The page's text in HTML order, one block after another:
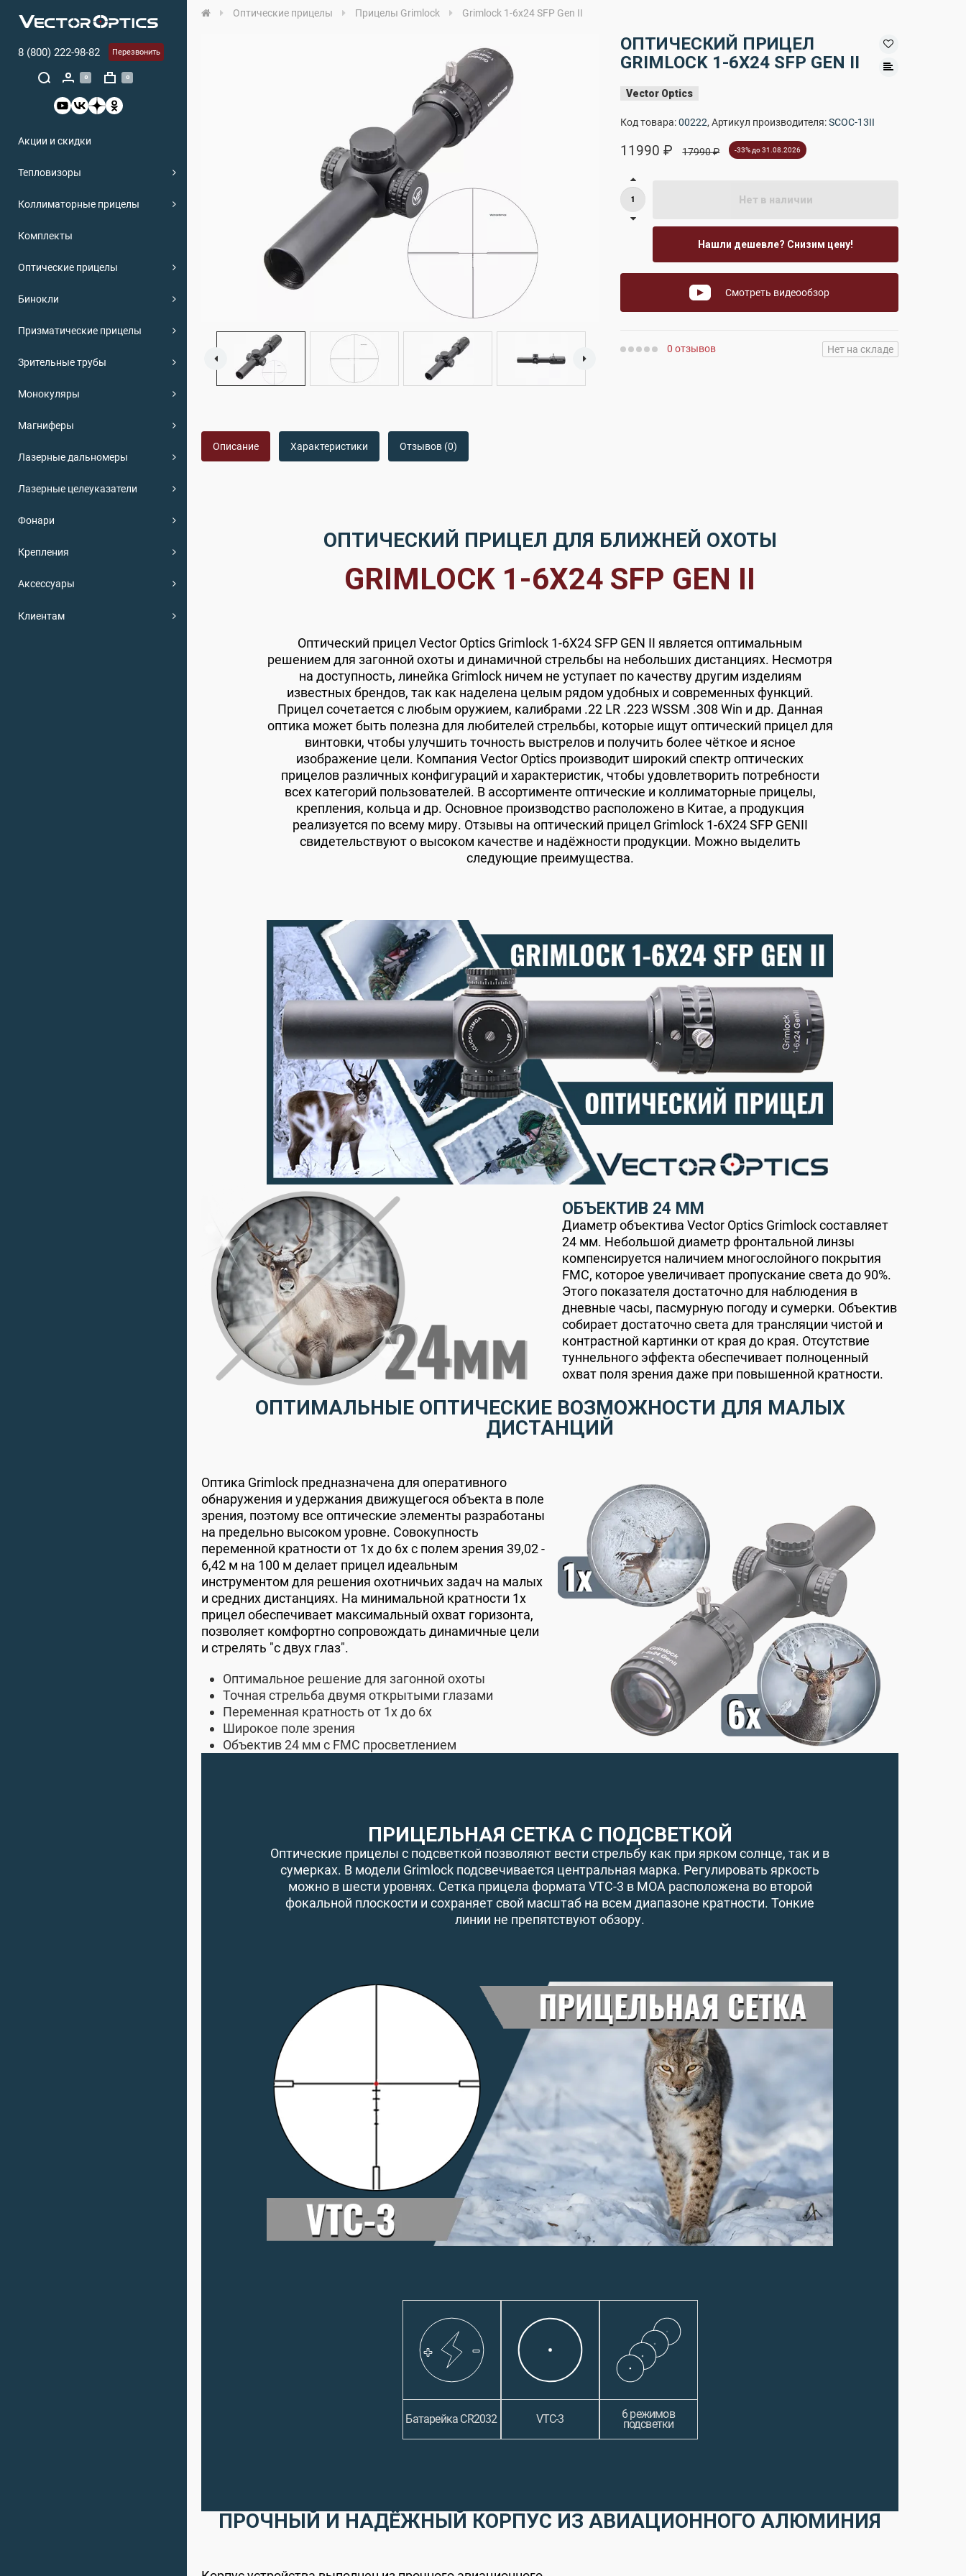
8 (800) 222-98-82 Перезвонить
0 0
Акции и скидки
Тепловизоры
Коллиматорные прицелы
Комплекты
Оптические прицелы
Бинокли
Призматические прицелы
Зрительные трубы
Монокуляры
Магниферы
Лазерные дальномеры
Лазерные целеуказатели
Фонари
Крепления
Аксессуары
Клиентам
Оптические прицелы Прицелы Grimlock Grimlock 1-6x24 SFP Gen II
ОПТИЧЕСКИЙ ПРИЦЕЛ
GRIMLOCK 1-6X24 SFP GEN II
Vector Optics
Код товара:00222, Артикул производителя:SCOC-13II
11990 ₽ 17990 ₽ -33% до 31.08.2026
Нет в наличии
Нашли дешевле? Снизим цену!
Смотреть видеообзор
0 отзывов Нет на складе
Описание Характеристики Отзывов (0)
ОПТИЧЕСКИЙ ПРИЦЕЛ ДЛЯ БЛИЖНЕЙ ОХОТЫ
GRIMLOCK 1-6X24 SFP GEN II
Оптический прицел Vector Optics Grimlock 1-6X24 SFP GEN II является оптимальным
решением для загонной охоты и динамичной стрельбы на небольших дистанциях. Несмотря
на доступность, линейка Grimlock ничем не уступает по качеству другим изделиям
известных брендов, так как наделена целым рядом удобных и современных функций.
Прицел сочетается с любым оружием, калибрами .22 LR .223 WSSM .308 Win и др. Данная
оптика может быть полезна для любителей стрельбы, которые ищут оптический прицел для
винтовки, чтобы улучшить точность выстрелов и получить более чёткое и ясное
изображение цели. Компания Vector Optics производит широкий спектр оптических
прицелов различных конфигураций и характеристик, чтобы удовлетворить потребности
всех категорий пользователей. В ассортименте оптические и коллиматорные прицелы,
крепления, кольца и др. Основное производство расположено в Китае, а продукция
реализуется по всему миру. Отзывы на оптический прицел Grimlock 1-6X24 SFP GENII
свидетельствуют о высоком качестве и надёжности продукции. Можно выделить
следующие преимущества.
ОБЪЕКТИВ 24 ММ
Диаметр объектива Vector Optics Grimlock составляет
24 мм. Небольшой диаметр фронтальной линзы
компенсируется наличием многослойного покрытия
FMC, которое увеличивает пропускание света до 90%.
Этого показателя достаточно для наблюдения в
дневные часы, пасмурную погоду и сумерки. Объектив
собирает достаточно света для трансляции чистой и
контрастной картинки от края до края. Отсутствие
туннельного эффекта обеспечивает полноценный
охват поля зрения даже при повышенной кратности.
ОПТИМАЛЬНЫЕ ОПТИЧЕСКИЕ ВОЗМОЖНОСТИ ДЛЯ МАЛЫХ
ДИСТАНЦИЙ
Оптика Grimlock предназначена для оперативного
обнаружения и удержания движущегося объекта в поле
зрения, поэтому все оптические элементы разработаны
на предельно высоком уровне. Совокупность
переменной кратности от 1х до 6х с полем зрения 39,02 -
6,42 м на 100 м делает прицел идеальным
инструментом для решения охотничьих задач на малых
и средних дистанциях. На минимальной кратности 1х
прицел обеспечивает максимальный охват горизонта,
позволяет комфортно сопровождать динамичные цели
и стрелять "с двух глаз".
Оптимальное решение для загонной охоты
Точная стрельба двумя открытыми глазами
Переменная кратность от 1х до 6х
Широкое поле зрения
Объектив 24 мм с FMC просветлением
ПРИЦЕЛЬНАЯ СЕТКА С ПОДСВЕТКОЙ
Оптические прицелы с подсветкой позволяют вести стрельбу как при ярком солнце, так и в
сумерках. В модели Grimlock подсвечивается центральная марка. Регулировать яркость
можно в шести уровнях. Сетка прицела формата VTC-3 в MОА расположена во второй
фокальной плоскости и сохраняет свой масштаб на всем диапазоне кратности. Тонкие
линии не препятствуют обзору.
Батарейка CR2032 VTC-3 6 режимов
подсветки
ПРОЧНЫЙ И НАДЁЖНЫЙ КОРПУС ИЗ АВИАЦИОННОГО АЛЮМИНИЯ